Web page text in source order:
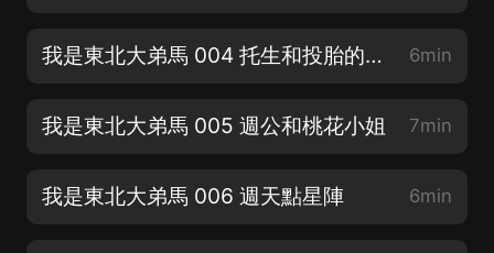
我是東北大弟馬 004 托生和投胎的區别 6min
我是東北大弟馬 005 週公和桃花小姐 7min
我是東北大弟馬 006 週天點星陣 6min